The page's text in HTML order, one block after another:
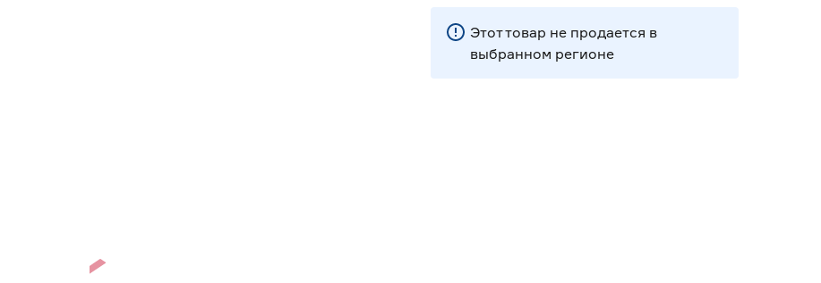
Этот товар не продается в
выбранном регионе